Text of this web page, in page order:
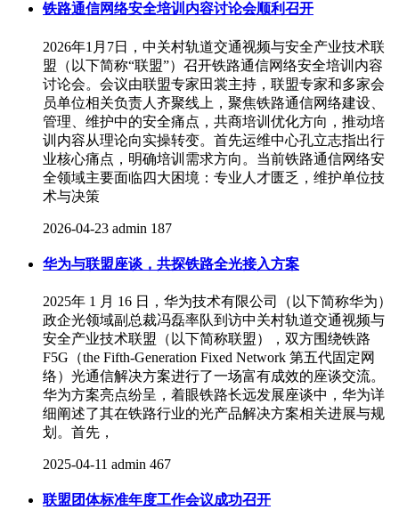
铁路通信网络安全培训内容讨论会顺利召开
2026年1月7日，中关村轨道交通视频与安全产业技术联
盟（以下简称“联盟”）召开铁路通信网络安全培训内容
讨论会。会议由联盟专家田裳主持，联盟专家和多家会
员单位相关负责人齐聚线上，聚焦铁路通信网络建设、
管理、维护中的安全痛点，共商培训优化方向，推动培
训内容从理论向实操转变。首先运维中心孔立志指出行
业核心痛点，明确培训需求方向。当前铁路通信网络安
全领域主要面临四大困境：专业人才匮乏，维护单位技
术与决策
2026-04-23 admin 187
华为与联盟座谈，共探铁路全光接入方案
2025年 1 月 16 日，华为技术有限公司（以下简称华为）
政企光领域副总裁冯磊率队到访中关村轨道交通视频与
安全产业技术联盟（以下简称联盟），双方围绕铁路
F5G（the Fifth-Generation Fixed Network 第五代固定网
络）光通信解决方案进行了一场富有成效的座谈交流。
华为方案亮点纷呈，着眼铁路长远发展座谈中，华为详
细阐述了其在铁路行业的光产品解决方案相关进展与规
划。首先，
2025-04-11 admin 467
联盟团体标准年度工作会议成功召开